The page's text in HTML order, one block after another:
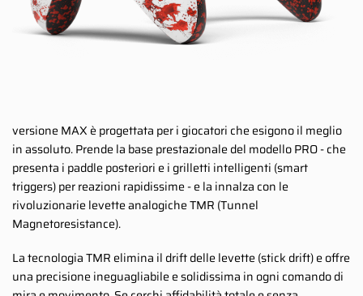
versione MAX è progettata per i giocatori che esigono il meglio
in assoluto. Prende la base prestazionale del modello PRO - che
presenta i paddle posteriori e i grilletti intelligenti (smart
triggers) per reazioni rapidissime - e la innalza con le
rivoluzionarie levette analogiche TMR (Tunnel
Magnetoresistance).
La tecnologia TMR elimina il drift delle levette (stick drift) e offre
una precisione ineguagliabile e solidissima in ogni comando di